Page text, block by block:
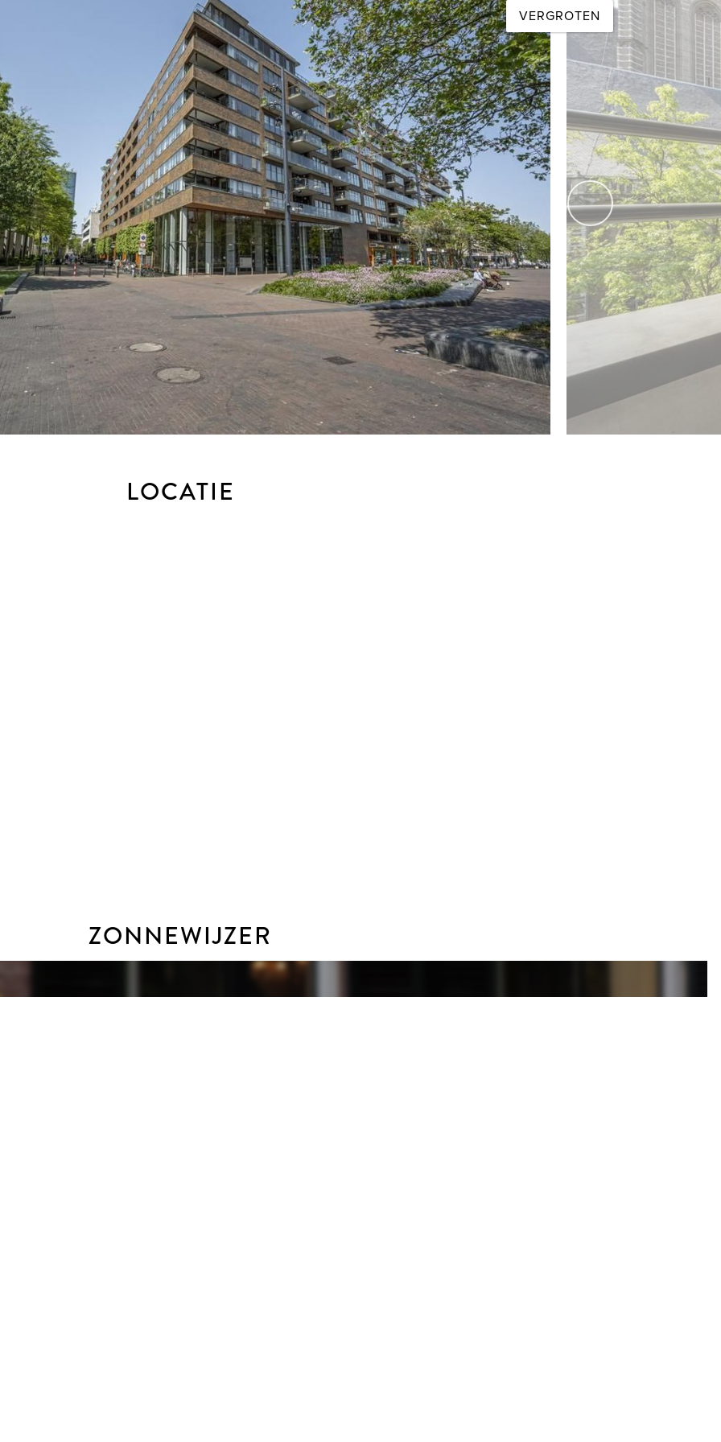
ideaal voor het opbergen van schoonmaakspullen of koffers.
en een doorgelegde pvc-vloer met voor extra comfort vloerverwarming, met uitzondering van de badkamer,
Dat is mogelijk tijdens kantooruren, maar ook ’s avonds en op zaterdag. Bekijk onze website voor extra informatie over
volgende
VERGROTEN
LOCATIE
ZONNEWIJZER